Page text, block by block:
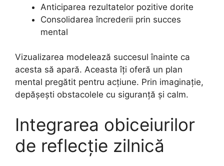
Anticiparea rezultatelor pozitive dorite
Consolidarea încrederii prin succes
mental
Vizualizarea modelează succesul înainte ca
acesta să apară. Aceasta îți oferă un plan
mental pregătit pentru acțiune. Prin imaginație,
depășești obstacolele cu siguranță și calm.
Integrarea obiceiurilor
de reflecție zilnică